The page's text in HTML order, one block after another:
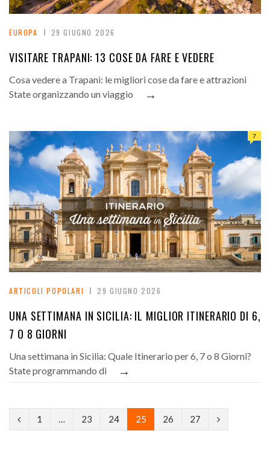
EUROPA 29 GIUGNO 2026
VISITARE TRAPANI: 13 COSE DA FARE E VEDERE
Cosa vedere a Trapani: le migliori cose da fare e attrazioni
State organizzando un viaggio
→
ARTICOLI POPOLARI 29 GIUGNO 2026
7
UNA SETTIMANA IN SICILIA: IL MIGLIOR ITINERARIO DI 6,
7 O 8 GIORNI
Una settimana in Sicilia: Quale Itinerario per 6, 7 o 8 Giorni?
State programmando di
→
P
1 … 23 24 25 26 27
N